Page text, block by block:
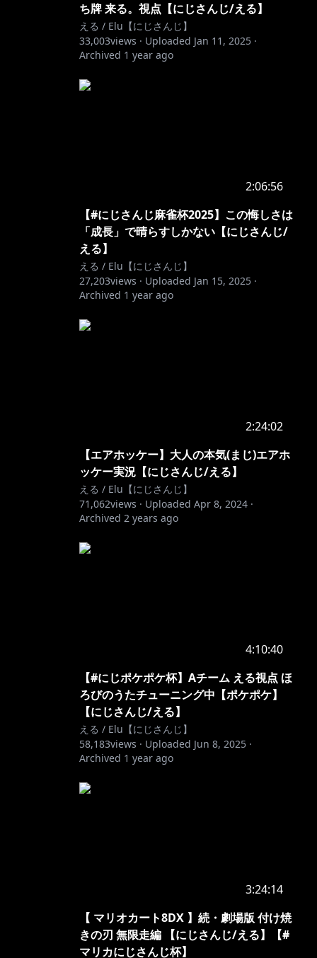
ち牌 来る。視点【にじさんじ/える】
える / Elu【にじさんじ】
33,003views · Uploaded Jan 11, 2025 ·
Archived 1 year ago
2:06:56
【#にじさんじ麻雀杯2025】この悔しさは
「成長」で晴らすしかない【にじさんじ/
える】
える / Elu【にじさんじ】
27,203views · Uploaded Jan 15, 2025 ·
Archived 1 year ago
2:24:02
【エアホッケー】大人の本気(まじ)エアホ
ッケー実況【にじさんじ/える】
える / Elu【にじさんじ】
71,062views · Uploaded Apr 8, 2024 ·
Archived 2 years ago
4:10:40
【#にじポケポケ杯】Aチーム える視点 ほ
ろびのうたチューニング中【ポケポケ】
【にじさんじ/える】
える / Elu【にじさんじ】
58,183views · Uploaded Jun 8, 2025 ·
Archived 1 year ago
3:24:14
【 マリオカート8DX 】続・劇場版 付け焼
きの刃 無限走編 【にじさんじ/える】【#
マリカにじさんじ杯】